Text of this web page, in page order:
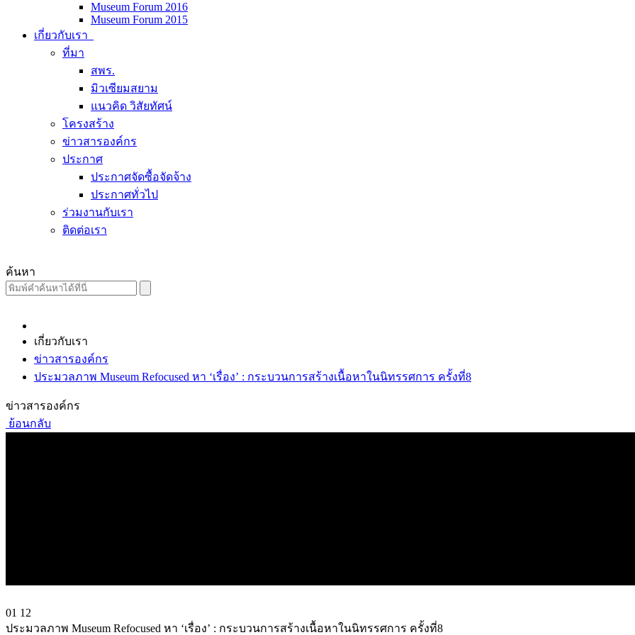
Museum Forum 2016
Museum Forum 2015
เกี่ยวกับเรา
ที่มา
สพร.
มิวเซียมสยาม
แนวคิด วิสัยทัศน์
โครงสร้าง
ข่าวสารองค์กร
ประกาศ
ประกาศจัดซื้อจัดจ้าง
ประกาศทั่วไป
ร่วมงานกับเรา
ติดต่อเรา
ค้นหา
เกี่ยวกับเรา
ข่าวสารองค์กร
ประมวลภาพ Museum Refocused หา ‘เรื่อง’ : กระบวนการสร้างเนื้อหาในนิทรรศการ ครั้งที่8
ข่าวสารองค์กร
ย้อนกลับ
01 12
ประมวลภาพ Museum Refocused หา ‘เรื่อง’ : กระบวนการสร้างเนื้อหาในนิทรรศการ ครั้งที่8